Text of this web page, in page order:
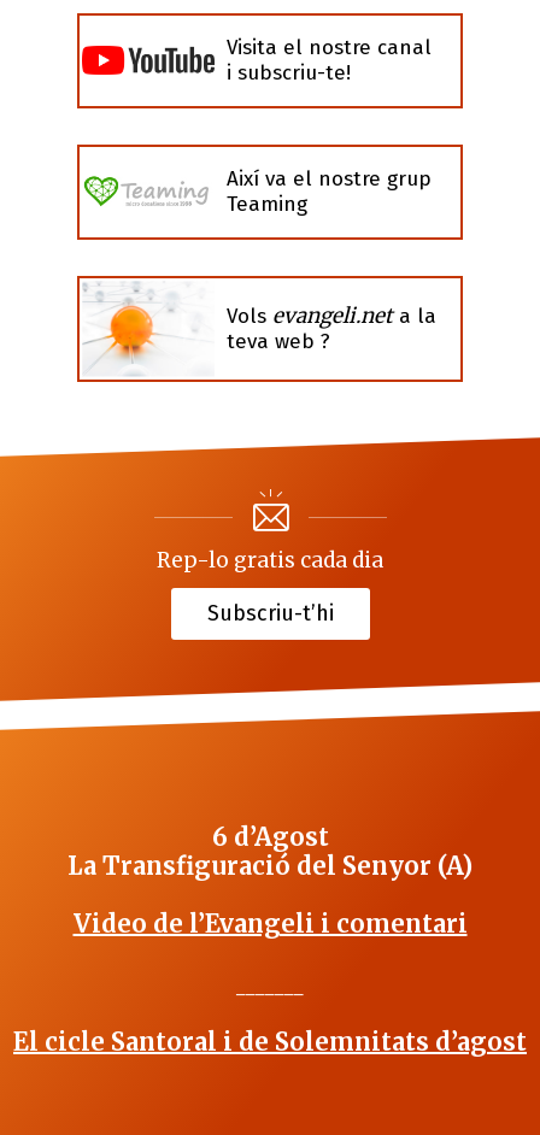
Visita el nostre canal
i subscriu-te!
Així va el nostre grup
Teaming
Vols evangeli.neta la
teva web ?
Rep-lo gratis cada dia
Subscriu-t’hi
6 d’Agost
La Transfiguració del Senyor (A)
Video de l’Evangeli i comentari
El cicle Santoral i de Solemnitats d’agost